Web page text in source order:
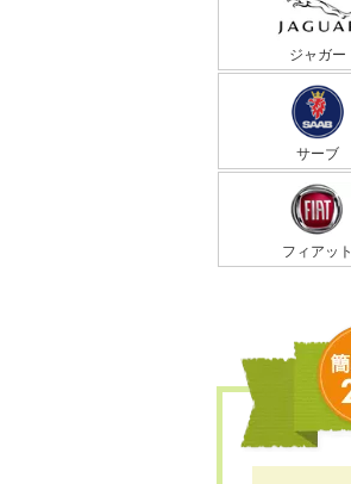
ジャガー
サーブ
フィアット